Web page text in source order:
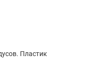
Пластик